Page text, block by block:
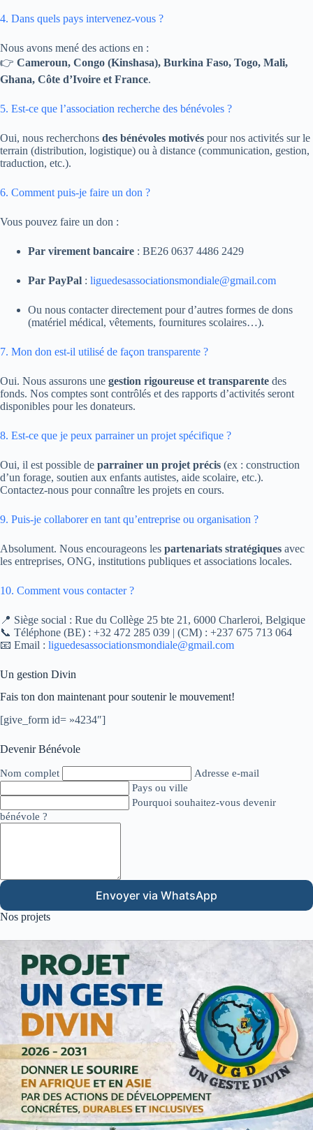
4. Dans quels pays intervenez-vous ?
Nous avons mené des actions en :
👉 Cameroun, Congo (Kinshasa), Burkina Faso, Togo, Mali,
Ghana, Côte d’Ivoire et France.
5. Est-ce que l’association recherche des bénévoles ?
Oui, nous recherchons des bénévoles motivés pour nos activités sur le
terrain (distribution, logistique) ou à distance (communication, gestion,
traduction, etc.).
6. Comment puis-je faire un don ?
Vous pouvez faire un don :
Par virement bancaire : BE26 0637 4486 2429
Par PayPal : liguedesassociationsmondiale@gmail.com
Ou nous contacter directement pour d’autres formes de dons
(matériel médical, vêtements, fournitures scolaires…).
7. Mon don est-il utilisé de façon transparente ?
Oui. Nous assurons une gestion rigoureuse et transparente des
fonds. Nos comptes sont contrôlés et des rapports d’activités seront
disponibles pour les donateurs.
8. Est-ce que je peux parrainer un projet spécifique ?
Oui, il est possible de parrainer un projet précis (ex : construction
d’un forage, soutien aux enfants autistes, aide scolaire, etc.).
Contactez-nous pour connaître les projets en cours.
9. Puis-je collaborer en tant qu’entreprise ou organisation ?
Absolument. Nous encourageons les partenariats stratégiques avec
les entreprises, ONG, institutions publiques et associations locales.
10. Comment vous contacter ?
📍 Siège social : Rue du Collège 25 bte 21, 6000 Charleroi, Belgique
📞 Téléphone (BE) : +32 472 285 039 | (CM) : +237 675 713 064
📧 Email : liguedesassociationsmondiale@gmail.com
Un gestion Divin
Fais ton don maintenant pour soutenir le mouvement!
[give_form id= »4234″]
Devenir Bénévole
Nom complet
Adresse e-mail
Pays ou ville
Pourquoi souhaitez-vous devenir
bénévole ?
Envoyer via WhatsApp
Nos projets